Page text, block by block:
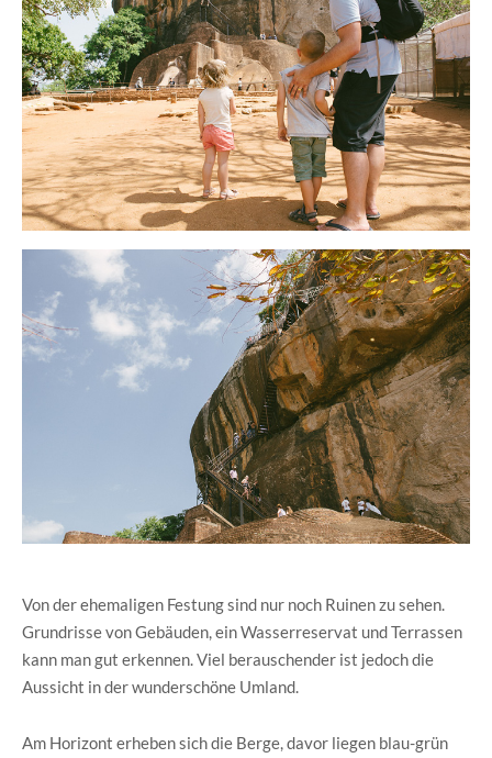
Von der ehemaligen Festung sind nur noch Ruinen zu sehen.
Grundrisse von Gebäuden, ein Wasserreservat und Terrassen
kann man gut erkennen. Viel berauschender ist jedoch die
Aussicht in der wunderschöne Umland.
Am Horizont erheben sich die Berge, davor liegen blau-grün